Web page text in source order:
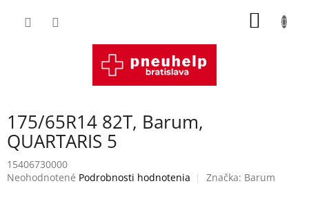
175/65R14 82T, Barum,
QUARTARIS 5
15406730000
Priemerné
Neohodnotené Podrobnosti hodnotenia Značka: Barum